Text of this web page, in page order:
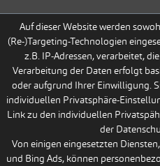
Auf dieser Website werden
(Re-)Targeting-Technologien
z.B. IP-Adressen, verarbeitet,
Verarbeitung der Daten erfolgt
oder aufgrund Ihrer Einwilligung.
individuellen Privatsphäre-
Link zu den individuellen
der
Von einigen eingesetzten
und Bing Ads, können